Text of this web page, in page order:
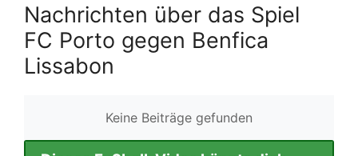
Nachrichten über das Spiel
FC Porto gegen Benfica
Lissabon
Keine Beiträge gefunden